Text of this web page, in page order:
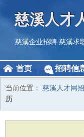
慈溪人才
慈溪企业招聘 慈溪求
首页 招聘信
当前位置： 慈溪人才网
历